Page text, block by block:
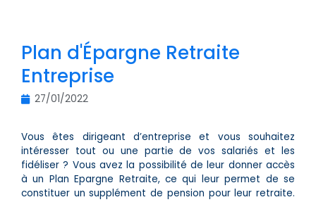
Plan d'Épargne Retraite
Entreprise
27/01/2022
Vous êtes dirigeant d’entreprise et vous souhaitez
intéresser tout ou une partie de vos salariés et les
fidéliser ? Vous avez la possibilité de leur donner accès
à un Plan Epargne Retraite, ce qui leur permet de se
constituer un supplément de pension pour leur retraite.